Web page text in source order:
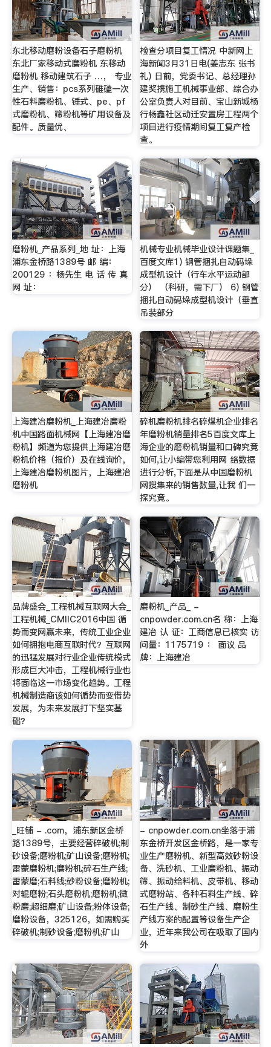
东北移动磨粉设备石子磨粉机
东北厂家移动式磨粉机 东移动
磨粉机 移动建筑石子 …， 专业
生产、销售：pcs系列碓磕一次
性石料磨粉机、锤式、pe、pf
式磨粉机、筛粉机等矿用设备及
配件。质量优、
检查分项目复工情况 中新网上
海新闻3月31日电(姜志东 张书
礼) 日前，党委书记、总经理孙
建奖携施工机械事业部、综合办
公室负责人对目前、宝山新城杨
行杨鑫社区动迁安置房工程两个
项目进行疫情期间复工复产检
查。
磨粉机_产品系列_地 址：上海
浦东金桥路1389号 邮 编：
200129 ：杨先生 电 话 传 真
网 址：
机械专业机械毕业设计课题集_
百度文库1) 钢管捆扎自动码垛
成型机设计（行车水平运动部
分） （科研，需下厂） 6) 钢管
捆扎自动码垛成型机设计（垂直
吊装部分
上海建冶磨粉机_上海建冶磨粉
机中国路面机械网【上海建冶磨
粉机】频道为您提供上海建冶磨
粉机价格（报价）及在线询价，
上海建冶磨粉机图片，上海建冶
磨粉机
碎机磨粉机排名碎煤机企业排名
年磨粉机销量排名5百度文库上
海企业的磨粉机销量和口碑究竟
如何,让小编带您利用网 络数据
进行分析,下面是从中国磨粉机
网搜集来的销售数量,让我 们一
探究竟。
品牌盛会_工程机械互联网大会_
工程机械_CMIIC2016中国 循
势而变网赢未来，传统工业企业
如何拥抱电商互联时代？互联网
的迅猛发展对行业企业传统模式
形成巨大冲击，工程机械行业也
将面临这一市场变化趋势。工程
机械制造商该如何循势而变借势
发展，为未来发展打下坚实基
础？
磨粉机_产品_ -
cnpowder.com.cn名 称：上海
建冶 认 证：工商信息已核实 访
问量：1175719 ： 面议 品
牌：上海建冶
_旺铺 - .com，浦东新区金桥
路1389号，主要经营碎破机;制
砂设备;磨粉机;矿山设备;磨粉机;
雷蒙磨粉机;磨粉机;碎石生产线;
雷蒙磨;石料线;砂粉设备;磨粉机;
对辊磨粉;石头磨粉机;磨粉机;微
粉磨;超细磨;矿山设备;粉体设备;
磨粉设备，325126，如需购买
碎破机;制砂设备;磨粉机;矿山
- cnpowder.com.cn坐落于浦
东金桥开发区金桥路，是一家专
业生产磨粉机、新型高效砂粉设
备、洗砂机、工业磨粉机、振动
筛、振动给料机、皮带机、移动
式磨粉站、各种石料生产线、碎
石生产线、制砂生产线、磨粉生
产线方案的配置等设备生产企
业，近年来我公司在吸取了国内
外